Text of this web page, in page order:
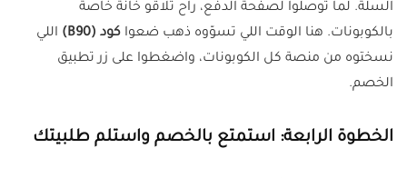
السلة. لما توصلوا لصفحة الدفع، راح تلاقو خانة خاصة
بالكوبونات. هنا الوقت اللي تسوّوه ذهب ضعوا كود (B90)
اللي
نسختوه من منصة كل الكوبونات، واضغطوا على زر تطبيق
الخصم.
الخطوة الرابعة: استمتع بالخصم واستلم طلبيتك